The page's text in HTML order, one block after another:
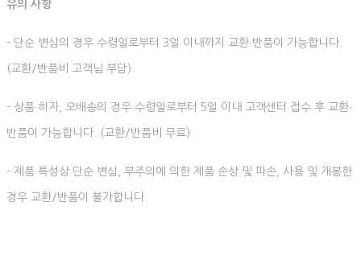
유의 사항
- 단순 변심의 경우 수령일로부터 3일 이내까지 교환∙반품이 가능합니다.
(교환/반품비 고객님 부담)
- 상품 하자, 오배송의 경우 수령일로부터 5일 이내 고객센터 접수 후 교환∙
반품이 가능합니다. (교환/반품비 무료)
- 제품 특성상 단순 변심, 부주의에 의한 제품 손상 및 파손, 사용 및 개봉한
경우 교환/반품이 불가합니다.